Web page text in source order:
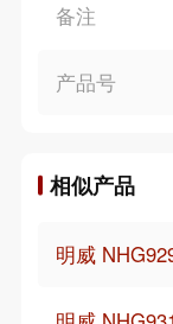
备注
产品号
相似产品
明威